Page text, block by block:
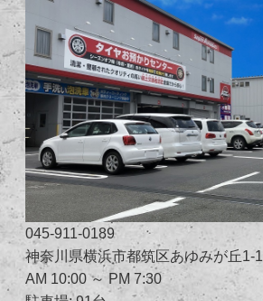
045-911-0189
神奈川県横浜市都筑区あゆみが丘1-1
AM 10:00 ～ PM 7:30